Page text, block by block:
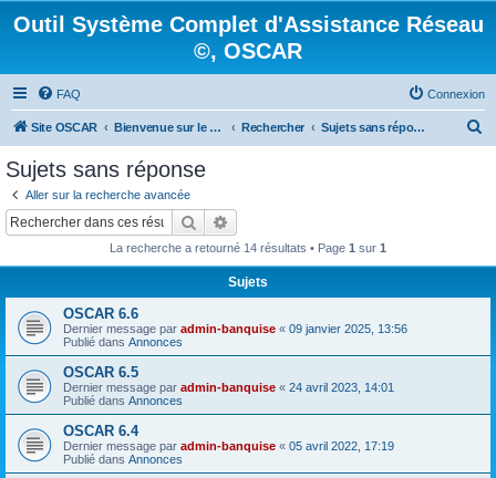
Outil Système Complet d'Assistance Réseau
©, OSCAR
FAQ Connexion
Site OSCAR Bienvenue sur le nouveau forum OSCAR Rechercher Sujets sans réponse
Sujets sans réponse
Aller sur la recherche avancée
Rechercher
La recherche a retourné 14 résultats • Page 1 sur 1
Sujets
OSCAR 6.6
Dernier message par admin-banquise « 09 janvier 2025, 13:56
Publié dans Annonces
OSCAR 6.5
Dernier message par admin-banquise « 24 avril 2023, 14:01
Publié dans Annonces
OSCAR 6.4
Dernier message par admin-banquise « 05 avril 2022, 17:19
Publié dans Annonces